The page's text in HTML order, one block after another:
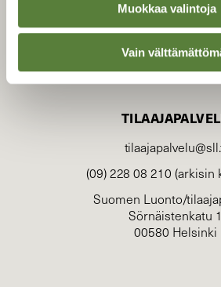
Muokkaa valintoja
Vain
(09) 228 08 210 (arkisin
Suomen Luonto/
Sörnäistenkatu 1
00580 Helsinki